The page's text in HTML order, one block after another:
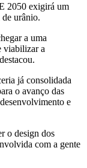
2050 exigirá um
urânio.
a uma
viabilizar a
já consolidada
o avanço das
e
o design dos
com a gente